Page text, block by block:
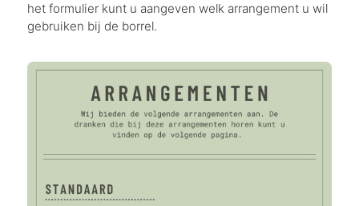
het formulier kunt u aangeven welk arrangement u wil
gebruiken bij de borrel.